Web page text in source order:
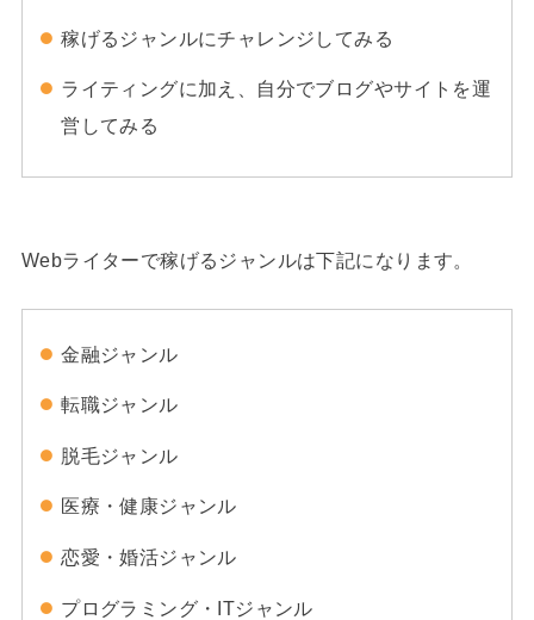
稼げるジャンルにチャレンジしてみる
ライティングに加え、自分でブログやサイトを運
営してみる
Webライターで稼げるジャンルは下記になります。
金融ジャンル
転職ジャンル
脱毛ジャンル
医療・健康ジャンル
恋愛・婚活ジャンル
プログラミング・ITジャンル